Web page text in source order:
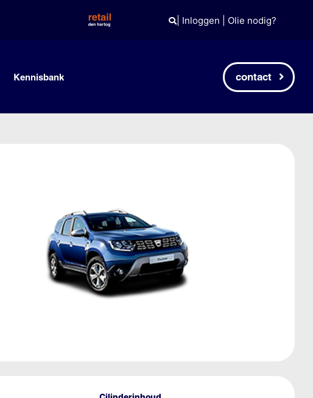
| Inloggen Olie nodig?
Kennisbank contact